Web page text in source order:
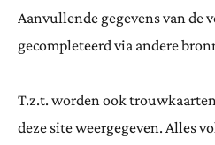
Aanvullende gegevens van de
gecompleteerd via andere
T.z.t. worden ook
deze site weergegeven. Alles